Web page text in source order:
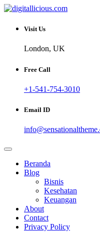
Skip
content
Sharing Digital Information
Visit Us
London, UK
Free Call
+1-541-754-3010
Email ID
Beranda
Blog
Bisnis
Kesehatan
Keuangan
About
Contact
Privacy Policy